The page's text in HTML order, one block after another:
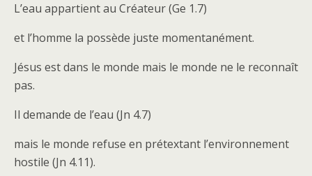
L’eau appartient au Créateur (Ge 1.7)
et l’homme la possède juste momentanément.
Jésus est dans le monde mais le monde ne le reconnaît
pas.
Il demande de l’eau (Jn 4.7)
mais le monde refuse en prétextant l’environnement
hostile (Jn 4.11).